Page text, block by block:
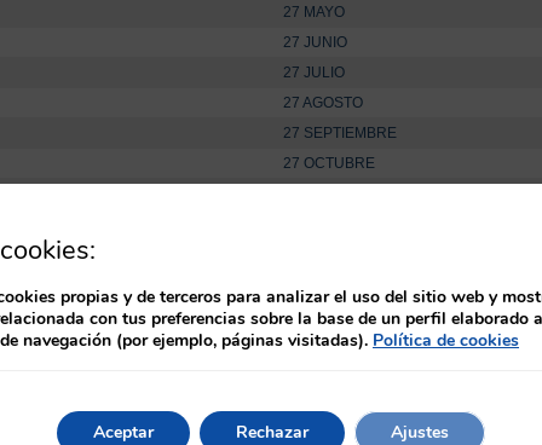
27 MAYO
27 JUNIO
27 JULIO
27 AGOSTO
27 SEPTIEMBRE
27 OCTUBRE
cualquier momento.
tres próximas ediciones del calendario (equivalentes a 6
propias y de terceros para analizar el uso del sitio web y
con tus preferencias sobre la base de un perfil elaborado
navegación (por ejemplo, páginas visitadas). Política de cookies
Aceptar Rechazar Ajustes